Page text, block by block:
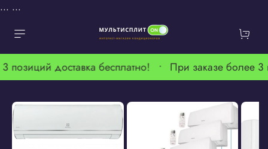
... ...
позиций доставка бесплатно! • При заказе более